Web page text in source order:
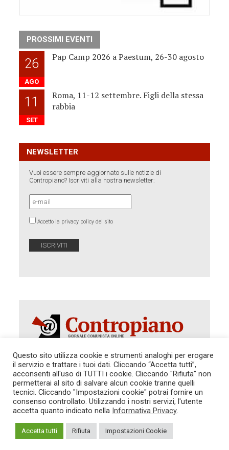
PROSSIMI EVENTI
26
AGO
Pap Camp 2026 a Paestum, 26-30 agosto
11
SET
Roma, 11-12 settembre. Figli della stessa
rabbia
NEWSLETTER
Vuoi essere sempre aggiornato sulle notizie di
Contropiano? Iscriviti alla nostra newsletter:
Accetto la privacy policy del sito
Autorizzazione del Tribunale di Roma 286 del 31
dicembre 2014. Direttore Responsabile: Sergio
Cararo. Indirizzo: V.Casalbruciato 27- sc. B - 00159
Roma -
Tel. 06.640.122.19 -redazione@contropiano.org
TG CONTROPIANO
LINK CONSIGLIATI
PRIVACY
COOKIE POLICY
Questo sito utilizza cookie e strumenti analoghi per erogare
il servizio e trattare i tuoi dati. Cliccando “Accetta tutti”,
acconsenti all'uso di TUTTI i cookie. Cliccando "Rifiuta" non
permetterai al sito di salvare alcun cookie tranne quelli
tecnici. Cliccando "Impostazioni cookie" potrai fornire un
consenso controllato. Utilizzando i nostri servizi, l'utente
accetta quanto indicato nella Informativa Privacy.
Accetta tutti Rifiuta Impostazioni Cookie